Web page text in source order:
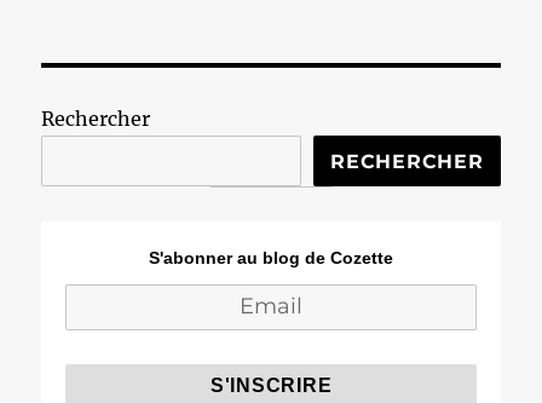
Rechercher
RECHERCHER
S'abonner au blog de Cozette